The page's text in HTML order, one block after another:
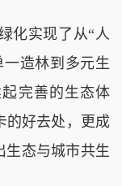
实现了从“人
一造林到多元生
完善的生态体
的好去处，更成
生态与城市共生